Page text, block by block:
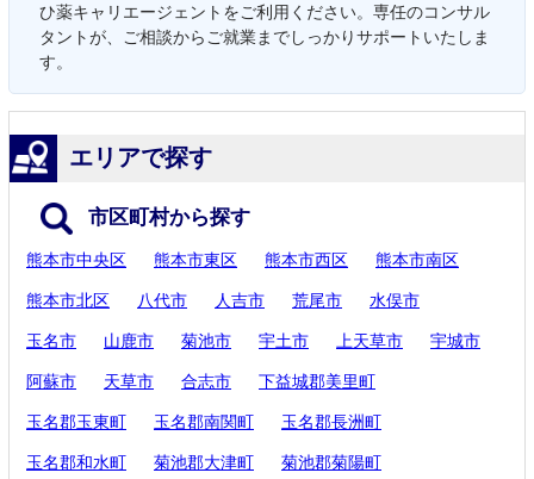
ひ薬キャリエージェントをご利用ください。専任のコンサル
タントが、ご相談からご就業までしっかりサポートいたしま
す。
エリアで探す
市区町村から探す
熊本市中央区 熊本市東区 熊本市西区 熊本市南区
熊本市北区 八代市 人吉市 荒尾市 水俣市
玉名市 山鹿市 菊池市 宇土市 上天草市 宇城市
阿蘇市 天草市 合志市 下益城郡美里町
玉名郡玉東町 玉名郡南関町 玉名郡長洲町
玉名郡和水町 菊池郡大津町 菊池郡菊陽町